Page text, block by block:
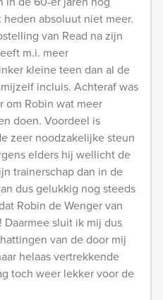
absoluut niet meer.
van Read na zijn
m.i. meer
kleine teen dan al de
incluis. Achteraf was
om Robin wat meer
doen. Voordeel is
zeer noodzakelijke steun
elders hij wellicht de
trainerschap dan in de
dus gelukkig nog steeds
Robin de Wenger van
sluit ik mij dus
van de door mij
helaas vertrekkende
toch weer lekker voor de